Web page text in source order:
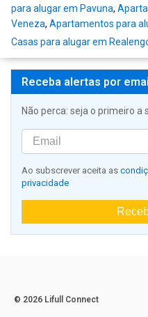
para alugar em Pavuna,
Veneza, Apartamentos para
Casas para alugar em
Receba alertas por email
Não perca: seja o primeiro
Ao subscrever aceita as
privacidade
© 2026 Lifull Connect